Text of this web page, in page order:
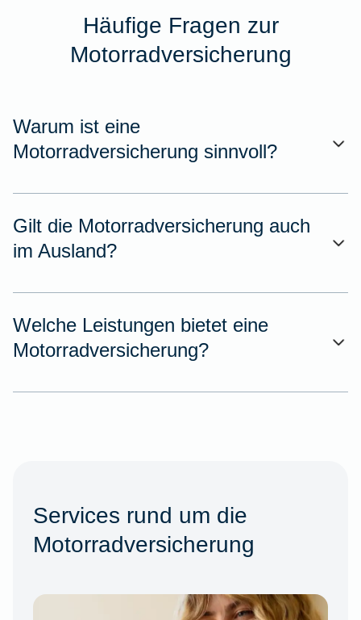
Häufige Fragen zur
Motorradversicherung
Warum ist eine
Motorradversicherung sinnvoll?
Gilt die Motorradversicherung auch
im Ausland?
Welche Leistungen bietet eine
Motorradversicherung?
Services rund um die
Motorradversicherung